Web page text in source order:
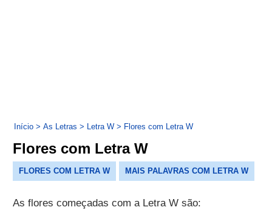
Início > As Letras > Letra W > Flores com Letra W
Flores com Letra W
FLORES COM LETRA W MAIS PALAVRAS COM LETRA W
As flores começadas com a Letra W são: